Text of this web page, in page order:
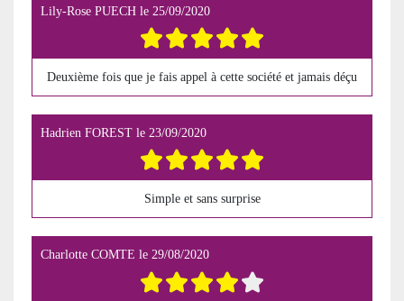
Lily-Rose PUECH le 25/09/2020
Deuxième fois que je fais appel à cette société et jamais déçu
Hadrien FOREST le 23/09/2020
Simple et sans surprise
Charlotte COMTE le 29/08/2020